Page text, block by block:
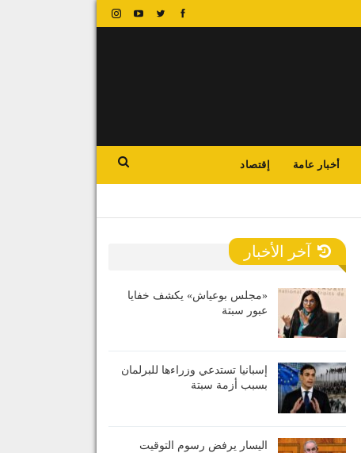
أخبار عامة إقتصاد
آخر الأخبار
«مجلس بوعياش» يكشف خفايا
عبور سبتة
إسبانيا تستدعي وزراءها للبرلمان
بسبب أزمة سبتة
اليسار يرفض رسوم التوقيت